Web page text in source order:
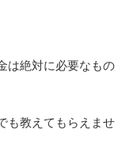
は絶対に必要なもの
も教えてもらえませ